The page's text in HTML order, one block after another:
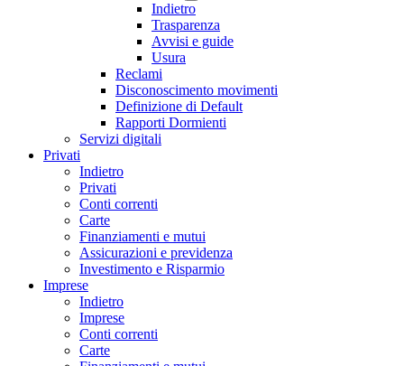
Indietro
Trasparenza
Avvisi e guide
Usura
Reclami
Disconoscimento movimenti
Definizione di Default
Rapporti Dormienti
Servizi digitali
Privati
Indietro
Privati
Conti correnti
Carte
Finanziamenti e mutui
Assicurazioni e previdenza
Investimento e Risparmio
Imprese
Indietro
Imprese
Conti correnti
Carte